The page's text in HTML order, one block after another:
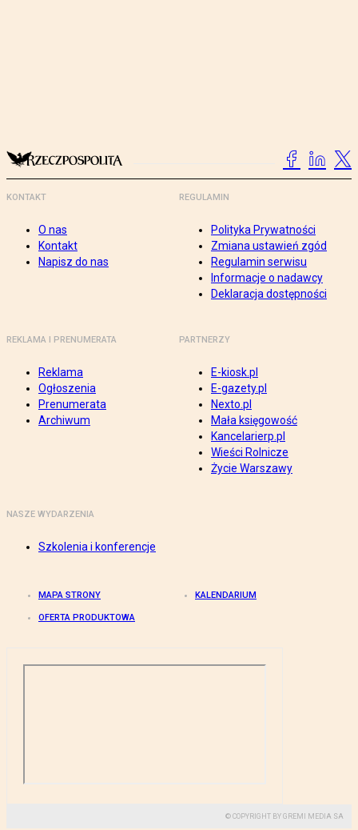
KONTAKT
O nas
Kontakt
Napisz do nas
REGULAMIN
Polityka Prywatności
Zmiana ustawień zgód
Regulamin serwisu
Informacje o nadawcy
Deklaracja dostępności
REKLAMA I PRENUMERATA
Reklama
Ogłoszenia
Prenumerata
Archiwum
PARTNERZY
E-kiosk.pl
E-gazety.pl
Nexto.pl
Mała księgowość
Kancelarierp.pl
Wieści Rolnicze
Życie Warszawy
NASZE WYDARZENIA
Szkolenia i konferencje
MAPA STRONY KALENDARIUM
OFERTA PRODUKTOWA
© COPYRIGHT BY GREMI MEDIA SA